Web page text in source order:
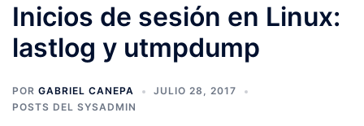
Inicios de sesión en Linux:
lastlog y utmpdump
POR GABRIEL CANEPA
JULIO 28, 2017
POSTS DEL SYSADMIN